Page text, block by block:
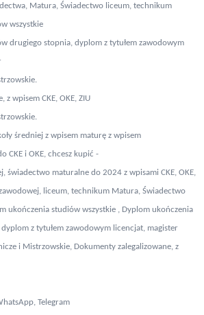
Matura, Świadectwo liceum, technikum
wszystkie
drugiego stopnia, dyplom z tytułem zawodowym
z wpisem CKE, OKE, ZIU
średniej z wpisem maturę z wpisem
CKE i OKE, chcesz kupić -
świadectwo maturalne do 2024 z wpisami CKE, OKE,
liceum, technikum Matura, Świadectwo
ukończenia studiów wszystkie , Dyplom ukończenia
z tytułem zawodowym licencjat, magister
i Mistrzowskie, Dokumenty zalegalizowane, z
Telegram